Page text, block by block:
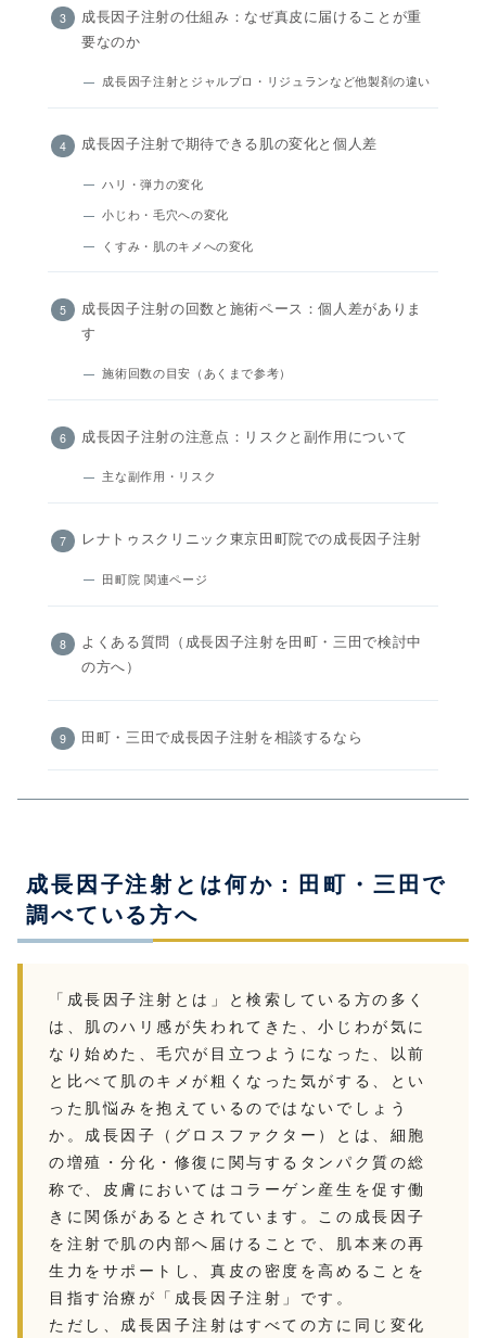
成長因子注射の仕組み：なぜ真皮に届けることが重
要なのか
成長因子注射とジャルプロ・リジュランなど他製剤の違い
成長因子注射で期待できる肌の変化と個人差
ハリ・弾力の変化
小じわ・毛穴への変化
くすみ・肌のキメへの変化
成長因子注射の回数と施術ペース：個人差がありま
す
施術回数の目安（あくまで参考）
成長因子注射の注意点：リスクと副作用について
主な副作用・リスク
レナトゥスクリニック東京田町院での成長因子注射
田町院 関連ページ
よくある質問（成長因子注射を田町・三田で検討中
の方へ）
田町・三田で成長因子注射を相談するなら
成長因子注射とは何か：田町・三田で
調べている方へ
「成長因子注射とは」と検索している方の多く
は、肌のハリ感が失われてきた、小じわが気に
なり始めた、毛穴が目立つようになった、以前
と比べて肌のキメが粗くなった気がする、とい
った肌悩みを抱えているのではないでしょう
か。成長因子（グロスファクター）とは、細胞
の増殖・分化・修復に関与するタンパク質の総
称で、皮膚においてはコラーゲン産生を促す働
きに関係があるとされています。この成長因子
を注射で肌の内部へ届けることで、肌本来の再
生力をサポートし、真皮の密度を高めることを
目指す治療が「成長因子注射」です。
ただし、成長因子注射はすべての方に同じ変化